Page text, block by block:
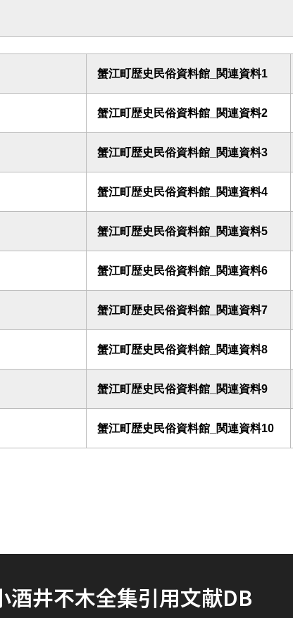
蟹江町歴史民俗資料館_関連資料1
蟹江町歴史民俗資料館_関連資料2
蟹江町歴史民俗資料館_関連資料3
蟹江町歴史民俗資料館_関連資料4
蟹江町歴史民俗資料館_関連資料5
蟹江町歴史民俗資料館_関連資料6
蟹江町歴史民俗資料館_関連資料7
蟹江町歴史民俗資料館_関連資料8
蟹江町歴史民俗資料館_関連資料9
蟹江町歴史民俗資料館_関連資料10
酒井不木全集引用文献DB